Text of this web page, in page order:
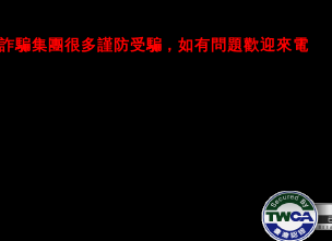
騙集團很多謹防受騙，如有問題歡迎來電